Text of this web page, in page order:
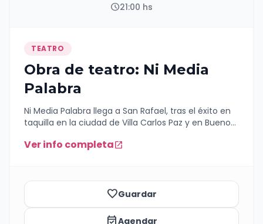
schedule21:00 hs
TEATRO
Obra de teatro: Ni Media
Palabra
Ni Media Palabra llega a San Rafael, tras el éxito en
taquilla en la ciudad de Villa Carlos Paz y en Buenos
país, Nicolás Cabré y Mariano Martínez se suben al
argentina. Durante una noche cualquiera, Dedé,
(Nicolás Cabré) reconocido conductor de
televisión, recibe a su productor de toda la vida:
Chema (Mariano Martínez)... pero no están solos,
Ver info completaopen_in_new
favorite_borderGuardar
event_availableAgendar